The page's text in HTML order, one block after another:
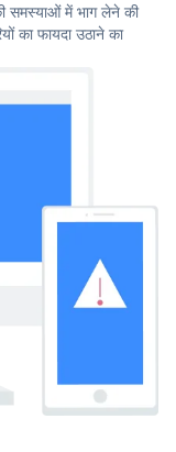
समस्याओं में भाग लेने की
का फायदा उठाने का